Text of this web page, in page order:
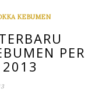
KEBUMEN
PER
2013